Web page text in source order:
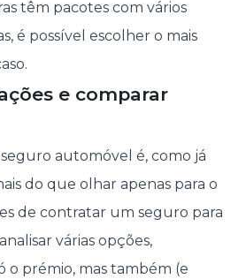
têm pacotes com vários
é possível escolher o mais
e comparar
automóvel é, como já
do que olhar apenas para o
de contratar um seguro para
várias opções,
o prémio, mas também (e